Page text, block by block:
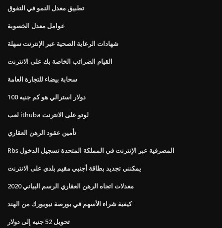
تطبيق معدل النمو في التفوق
عوامل معدل الخصوبة
شهادات الرعاية الصحية عبر الإنترنت سهلة
القيام الضرائب الخاصة بك على الانترنت
سحابة بيضاء للتجارة العامة
100 دولار استرالي هو كم جنيه
لعب ithuba لوتو على الانترنت
تأمين عقود الرهن العقاري
Rbs المصرفية عبر الإنترنت في المملكة المتحدة تسجيل الدخول
يمكنني تجديد بطاقة أجنبي مقيم بلدي على الانترنت
معدلات اتجاه الرهن العقاري الرسم البياني 2020
كيفية شراء الأسهم في بورصة نيويورك من الهند
تحويل 52 جنيه إلى دولار